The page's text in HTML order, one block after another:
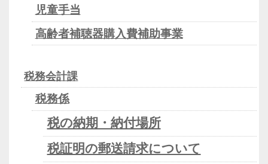
児童手当
高齢者補聴器購入費補助事業
税務会計課
税務係
税の納期・納付場所
税証明の郵送請求について